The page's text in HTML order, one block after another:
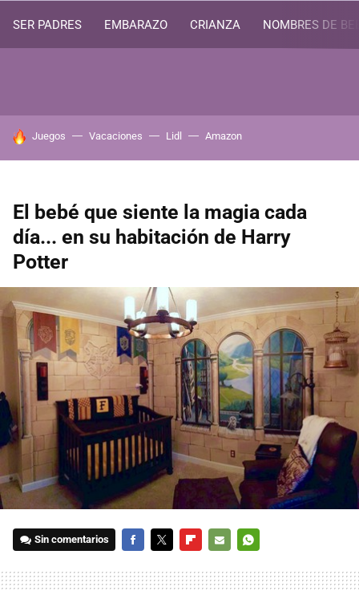
SER PADRES EMBARAZO CRIANZA NOMBRES DE
HOY SE HABLA DE
Juegos Vacaciones Lidl Amazon
El bebé que siente la magia cada
día... en su habitación de Harry
Potter
Sin comentarios
MAIL